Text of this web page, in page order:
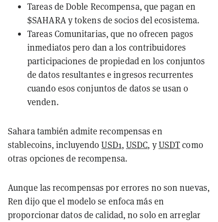
Tareas de Doble Recompensa, que pagan en
$SAHARA y tokens de socios del ecosistema.
Tareas Comunitarias, que no ofrecen pagos
inmediatos pero dan a los contribuidores
participaciones de propiedad en los conjuntos
de datos resultantes e ingresos recurrentes
cuando esos conjuntos de datos se usan o
venden.
Sahara también admite recompensas en
stablecoins, incluyendoUSD1,USDC, yUSDTcomo
otras opciones de recompensa.
Aunque las recompensas por errores no son nuevas,
Ren dijo que el modelo se enfoca más en
proporcionar datos de calidad, no solo en arreglar